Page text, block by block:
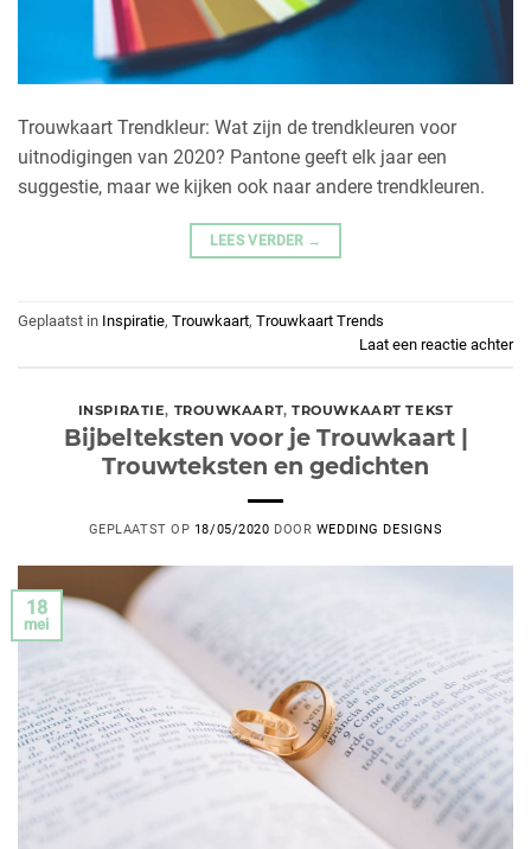
Trouwkaart Trendkleur: Wat zijn de trendkleuren voor
uitnodigingen van 2020? Pantone geeft elk jaar een
suggestie, maar we kijken ook naar andere trendkleuren.
LEES VERDER →
Geplaatst in Inspiratie, Trouwkaart, Trouwkaart Trends
Laat een reactie achter
INSPIRATIE, TROUWKAART,TROUWKAART TEKST
Bijbelteksten voor je Trouwkaart |
Trouwteksten en gedichten
GEPLAATST OP 18/05/2020 DOOR WEDDING DESIGNS
18
mei